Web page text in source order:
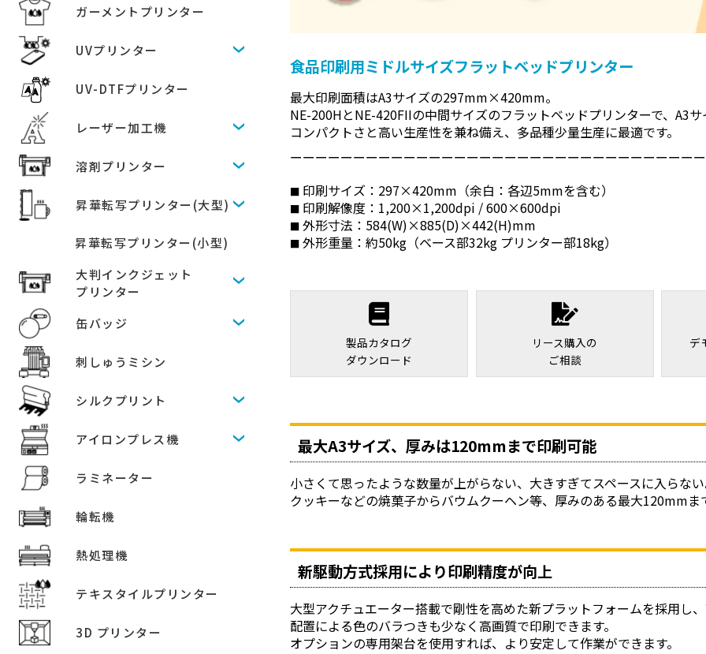
ガーメントプリンター
UVプリンター
UV-DTFプリンター
レーザー加工機
溶剤プリンター
昇華転写プリンター(大型)
昇華転写プリンター(小型)
大判インクジェット
プリンター
缶バッジ
刺しゅうミシン
シルクプリント
アイロンプレス機
ラミネーター
輪転機
熱処理機
テキスタイルプリンター
3D プリンター
食品印刷用ミドルサイズフラットベッドプリンター
最大印刷面積はA3サイズの297mm×420mm。
NE-200HとNE-420FIIの中間サイズのフラットベッドプリンターで、A3
コンパクトさと高い生産性を兼ね備え、多品種少量生産に最適です。
ーーーーーーーーーーーーーーーーーーーーーーーーーーーーーーーー
印刷サイズ：297×420mm（余白：各辺5mmを含む）
印刷解像度：1,200×1,200dpi / 600×600dpi
外形寸法：584(W)×885(D)×442(H)mm
外形重量：約50kg（ベース部32kg プリンター部18kg）
製品カタログ
ダウンロード
リース購入の
ご相談
デ
最大A3サイズ、厚みは120mmまで印刷可能
小さくて思ったような数量が上がらない、大きすぎてスペースに入らな
クッキーなどの焼菓子からバウムクーヘン等、厚みのある最大120mmま
新駆動方式採用により印刷精度が向上
大型アクチュエーター搭載で剛性を高めた新プラットフォームを採用し
配置による色のバラつきも少なく高画質で印刷できます。
オプションの専用架台を使用すれば、より安定して作業ができます。